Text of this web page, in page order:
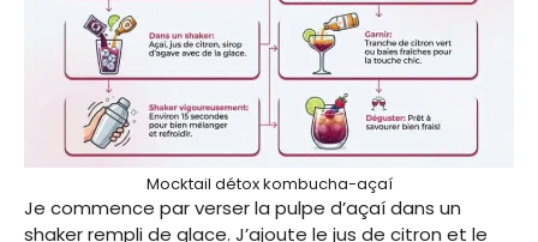
Mocktail détox kombucha-açaí
Je commence par verser la pulpe d’açaí dans un
shaker rempli de glace. J’ajoute le jus de citron et le